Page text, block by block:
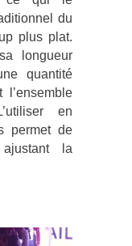
du
plus plat.
longueur
quantité
l’ensemble
en
permet de
la